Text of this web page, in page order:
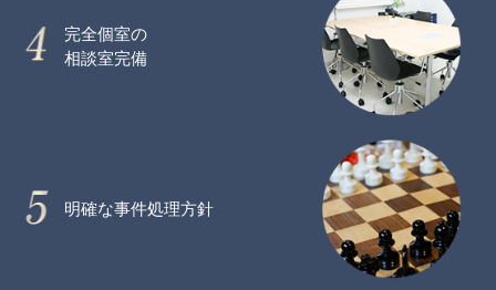
完全個室の
相談室完備
明確な事件処理方針